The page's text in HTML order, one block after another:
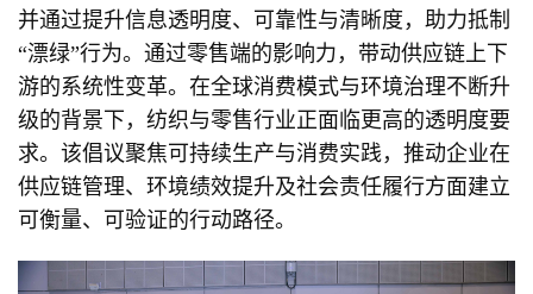
并通过提升信息透明度、可靠性与清晰度，助力抵制
“漂绿”行为。通过零售端的影响力，带动供应链上下
游的系统性变革。在全球消费模式与环境治理不断升
级的背景下，纺织与零售行业正面临更高的透明度要
求。该倡议聚焦可持续生产与消费实践，推动企业在
供应链管理、环境绩效提升及社会责任履行方面建立
可衡量、可验证的行动路径。